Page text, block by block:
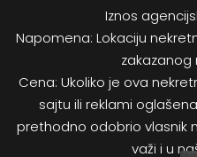
Iznos
Napomena: Lokaciju
zakazanog
Cena: Ukoliko je ova
sajtu ili reklami
prethodno odobrio vlasnik
važi i u